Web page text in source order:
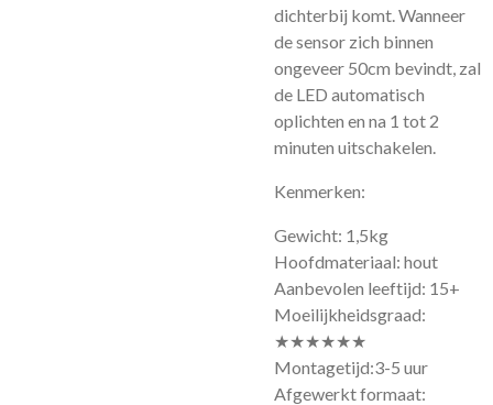
dichterbij komt. Wanneer
de sensor zich binnen
ongeveer 50cm bevindt, zal
de LED automatisch
oplichten en na 1 tot 2
minuten uitschakelen.
Kenmerken:
Gewicht: 1,5kg
Hoofdmateriaal: hout
Aanbevolen leeftijd: 15+
Moeilijkheidsgraad:
★★★★★★
Montagetijd:3-5 uur
Afgewerkt formaat: